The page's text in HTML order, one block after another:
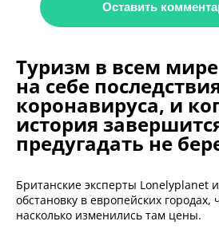
Оставить
Туризм в всем
на себе
коронавируса, и
история
предугадать не
Британские эксперты Lonelyplanet
обстановку в европейских городах,
насколько изменились там цены.